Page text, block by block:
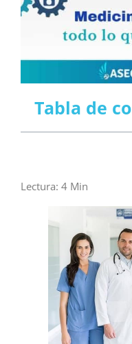
Tabla de
Lectura: 4 Min